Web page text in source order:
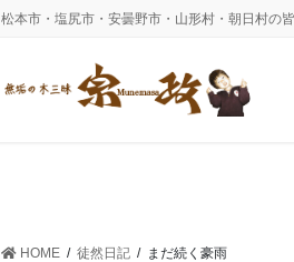
松本市・塩尻市・安曇野市・山形村・朝日村の
HOME 徒然日記 まだ続く豪雨